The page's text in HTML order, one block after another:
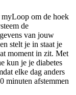
myLoop om de hoek
de
van jouw
stelt je in staat je
moment in zit. Met
kun je je diabetes
elke dag anders
minuten afstemmen